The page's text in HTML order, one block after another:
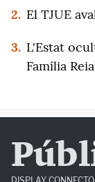
2. El TJUE
3. L'Estat
Família